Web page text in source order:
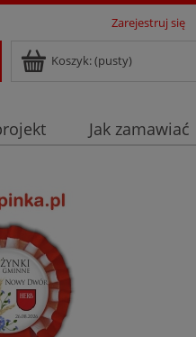
Zarejestruj się
Koszyk:(pusty)
Jak zamawiać